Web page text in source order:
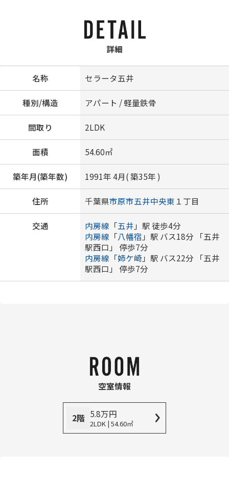
詳細
名称 セラータ五井
種別/構造 アパート / 軽量鉄骨
間取り 2LDK
面積 54.60㎡
築年月(築年数) 1991年 4月( 築35年 )
住所 千葉県市原市五井中央東 １丁目
交通 内房線 「五井 」駅 徒歩4分
内房線 「八幡宿 」駅 バス18分 「五井
駅西口」 停歩7分
内房線 「姉ケ崎 」駅 バス22分 「五井
駅西口」 停歩7分
空室情報
2階 5.8万円
2LDK | 54.60㎡